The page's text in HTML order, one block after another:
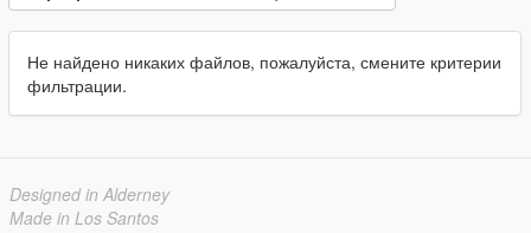
Не найдено никаких файлов, пожалуйста, смените критерии
фильтрации.
Designed in Alderney
Made in Los Santos